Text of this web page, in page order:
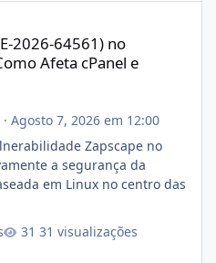
2026-64561) no
Afeta cPanel e
· Agosto 7, 2026 em 12:00
Zapscape no
a segurança da
em Linux no centro das
31 visualizações